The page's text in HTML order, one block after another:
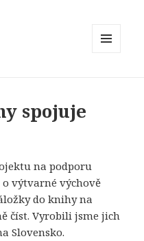
spojuje
na podporu
výtvarné výchově
do knihy na
číst. Vyrobili jsme jich
Slovensko.